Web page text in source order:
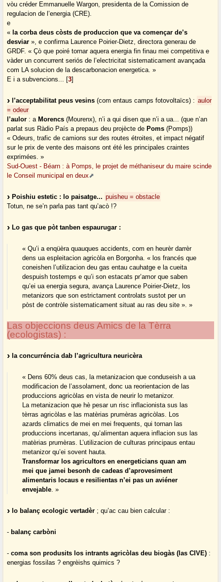
vòu créder Emmanuelle Wargon, presidenta de la Comission de
regulacion de l’energia (CRE).
e
« la corba deus còsts de produccion que va començar de’s
desviar », e confirma Laurence Poirier-Dietz, directora generau de
GRDF. « Çò que poiré tornar aquera energia fin finau mei competitiva e
vàder un concurrent seriós de l’electricitat sistematicament avançada
com LA solucion de la descarbonacion energetica. »
E i a subvencions... [3]
l’acceptabilitat peus vesins (com entaus camps fotovoltaïcs) : aulor
= odeur
l’aulor : a Morencs (Mourenx), n’i a qui disen que n’i a ua... (que n’an
parlat sus Ràdio País a prepaus deu projècte de Poms (Pomps))
« Odeurs, trafic de camions sur des routes étroites, et impact négatif
sur le prix de vente des maisons ont été les principales craintes
exprimées. »
Sud-Ouest - Béarn : à Pomps, le projet de méthaniseur du maire scinde
le Conseil municipal en deux
Poishiu estetic : lo paisatge... puisheu = obstacle
Totun, ne se’n parla pas tant qu’acò !?
Lo gas que pòt tanben espaurugar :
« Qu’i a enqüèra quauques accidents, com en heurèr darrèr
dens ua espleitacion agricòla en Borgonha. « los francés que
coneishen l’utilizacion deu gas entau cauhatge e la cueita
despuish tostemps e qu’i son estacats pr’amor que saben
qu’ei ua energia segura, avança Laurence Poirier-Dietz, los
metanizors que son estrictament controlats sustot per un
pòst de contròle sistematicament situat au ras deu site ». »
Las objeccions deus Amics de la Tèrra
(ecologistas) :
la concurréncia dab l’agricultura neuricèra
« Dens 60% deus cas, la metanizacion que conduseish a ua
modificacion de l’assolament, donc ua reorientacion de las
produccions agricòlas en vista de neurir lo metanizor.
La metanizacion que hè pesar un risc inflacionista sus las
tèrras agricòlas e las matèrias prumèras agricòlas. Los
azards climatics de mei en mei frequents, qui tornan las
produccions incertanas, qu’alimentan aquera inflacion sus las
matèrias prumèras. L’utilizacion de culturas principaus entau
metanizor qu’ei sovent hauta.
Transformar los agricultors en energeticians quan am
mei que jamei besonh de cadeas d’aprovesiment
alimentaris locaus e resilientas n’ei pas un aviéner
envejable. »
lo balanç ecologic vertadèr ; qu’ac cau bien calcular :
- balanç carbòni
-coma son produsits los intrants agricòlas deu biogàs (las CIVE) :
energias fossilas ? engrèishs quimics ?